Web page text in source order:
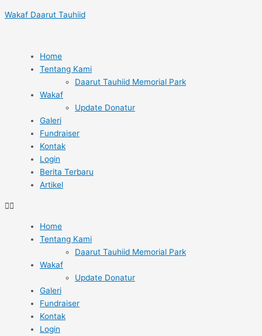
ke
Wakaf Daarut Tauhiid
Home
Tentang Kami
Daarut Tauhiid Memorial Park
Wakaf
Update Donatur
Galeri
Fundraiser
Kontak
Login
Berita Terbaru
Artikel
Home
Tentang Kami
Daarut Tauhiid Memorial Park
Wakaf
Update Donatur
Galeri
Fundraiser
Kontak
Login
navigation